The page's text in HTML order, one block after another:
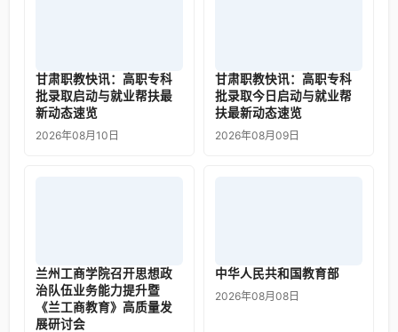
甘肃职教快讯：高职专科
批录取启动与就业帮扶最
新动态速览
2026年08月10日
甘肃职教快讯：高职专科
批录取今日启动与就业帮
扶最新动态速览
2026年08月09日
兰州工商学院召开思想政
治队伍业务能力提升暨
《兰工商教育》高质量发
展研讨会
中华人民共和国教育部
2026年08月08日